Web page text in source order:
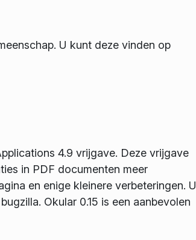
U kunt deze vinden op
4.9 vrijgave. Deze vrijgave
in PDF documenten meer
en enige kleinere verbeteringen. U
Okular 0.15 is een aanbevolen